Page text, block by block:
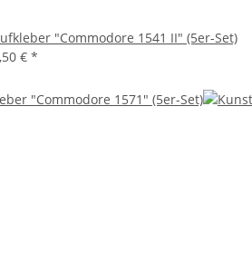
"Commodore 1541 II" (5er-Set)
€ *